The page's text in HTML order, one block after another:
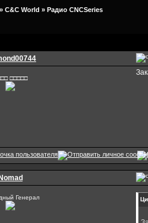
C&C World » Радио CNCSeries
□□□□□
Nomad
Генерал